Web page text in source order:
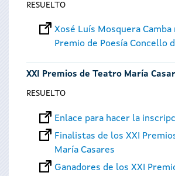
RESUELTO
Xosé Luís Mosquera Camba
Premio de Poesía Concello
XXI Premios de Teatro María
RESUELTO
Enlace para hacer la
Finalistas de los XXI
María Casares
Ganadores de los XXI